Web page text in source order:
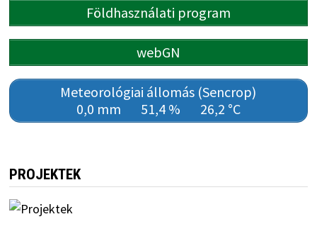
Földhasználati program
webGN
Meteorológiai állomás (Sencrop)
0,0 mm
51,4 % 26,2 °C
PROJEKTEK